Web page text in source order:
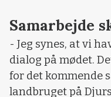
Samarbejde
- Jeg synes, at vi
dialog på mødet.
for det kommende
landbruget på